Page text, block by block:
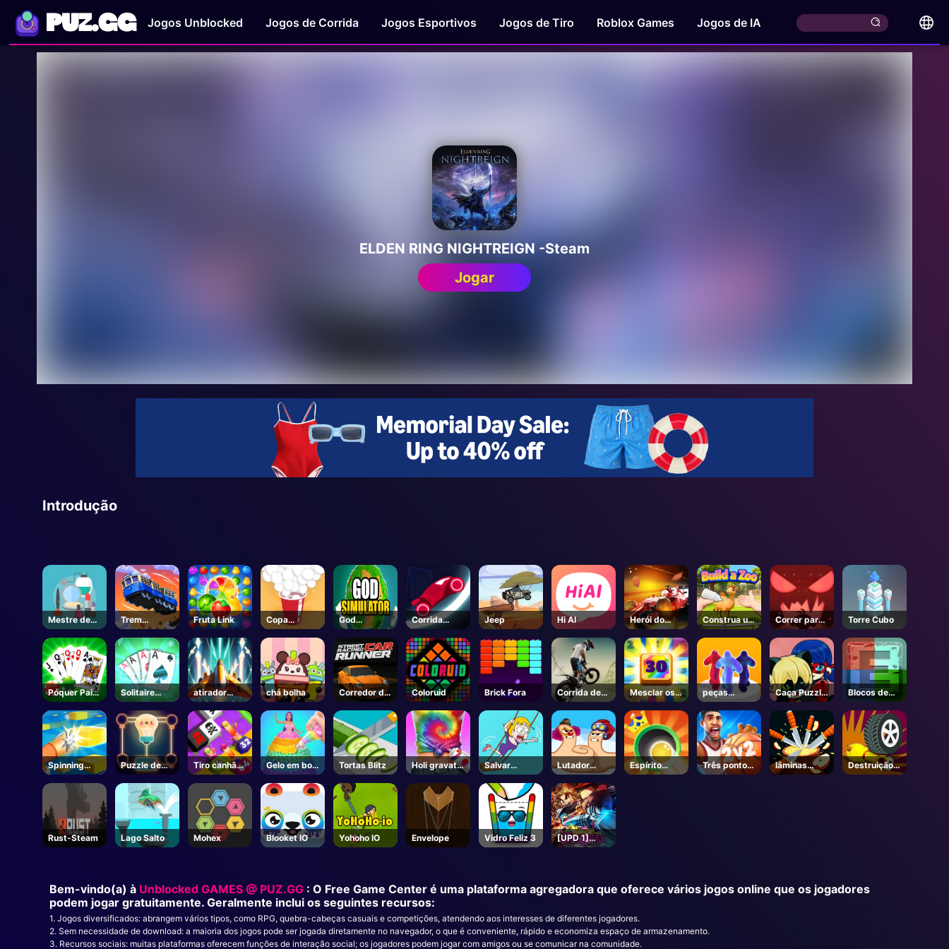
PUZ.GG Jogos Unblocked Jogos de Corrida Jogos Esportivos Jogos de Tiro Roblox Games Jogos de IA
ELDEN RING NIGHTREIGN -Steam
Jogar
Introdução
Mestre de
armazenam
ento
Trem
Serpente
Fruta Link
Copa
Overflow
God
Simulator
Corrida
Estrada.io
Jeep Hi AI
Herói do
Grande
Prêmio
Construa um
Zoológico -
Correr para
a Morte
Torre Cubo
Póquer Pai
Gow
Solitaire
Ouro
atirador
alma
chá bolha
Corredor de
Carro de
Corrida de
Rua
Coloruid Brick Fora
Corrida de
bicicletas IO
Mesclar os
números
peças
gelatina
Caça Puzzle
Ladybug
Blocos de
elementos
Spinning
atirador
Puzzle de
iluminação
Tiro canhão
fusão
defesa
Gelo em bolo
de boneca
Tortas Blitz
Holi gravata
corante
Salvar
Garota
Lutador
polegar
Natal
Espírito
Sprint
Três pontos
Rush
lâminas
ardentes
Destruição
da roda
Rust-Steam Lago Salto Mohex Blooket IO Yohoho IO Envelope Vidro Feliz 3
[UPD 1]
Anime
Bem-vindo(a) à Unblocked GAMES @ PUZ.GG : O Free Game Center é uma plataforma agregadora que oferece vários jogos online que os jogadores
podem jogar gratuitamente. Geralmente inclui os seguintes recursos:
1. Jogos diversificados: abrangem vários tipos, como RPG, quebra-cabeças casuais e competições, atendendo aos interesses de diferentes jogadores.
2. Sem necessidade de download: a maioria dos jogos pode ser jogada diretamente no navegador, o que é conveniente, rápido e economiza espaço de armazenamento.
3. Recursos sociais: muitas plataformas oferecem funções de interação social; os jogadores podem jogar com amigos ou se comunicar na comunidade.